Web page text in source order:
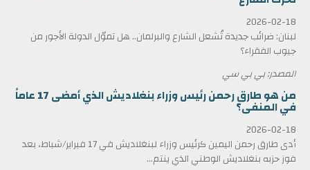
2026-02-18
لبنان: ضرائب جديدة تُشعل الشارع والبرلمان.. هل تموّل الدولة الأجور من
جيوب الفقراء؟
المصدر: بي بي سي
من هو طارق رحمن رئيس وزراء بنغلاديش الذي أمضى 17 عاماً
في المنفى؟
2026-02-18
أدى طارق رحمن اليمين كرئيس وزراء لبنغلاديش في 17 فبراير/شباط، بعد
فوز حزبه بنغلاديش الوطني الذي ينتم...